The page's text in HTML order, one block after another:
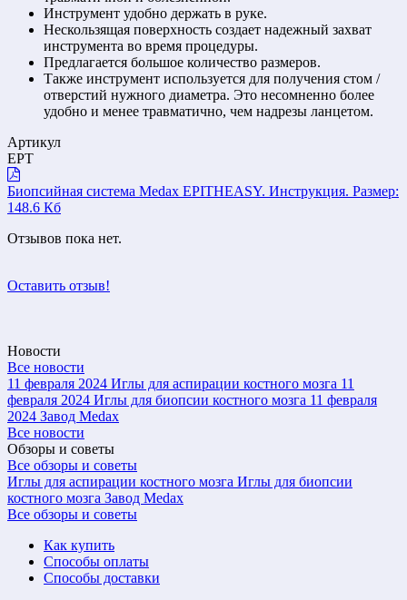
Инструмент удобно держать в руке.
Нескользящая поверхность создает надежный захват
инструмента во время процедуры.
Предлагается большое количество размеров.
Также инструмент используется для получения стом /
отверстий нужного диаметра. Это несомненно более
удобно и менее травматично, чем надрезы ланцетом.
Артикул
EPT
Биопсийная система Medax EPITHEASY. Инструкция. Размер:
148.6 Кб
Отзывов пока нет.
Оставить отзыв!
Новости
Все новости
11 февраля 2024 Иглы для аспирации костного мозга 11
февраля 2024 Иглы для биопсии костного мозга 11 февраля
2024 Завод Medax
Все новости
Обзоры и советы
Все обзоры и советы
Иглы для аспирации костного мозга Иглы для биопсии
костного мозга Завод Medax
Все обзоры и советы
Как купить
Способы оплаты
Способы доставки